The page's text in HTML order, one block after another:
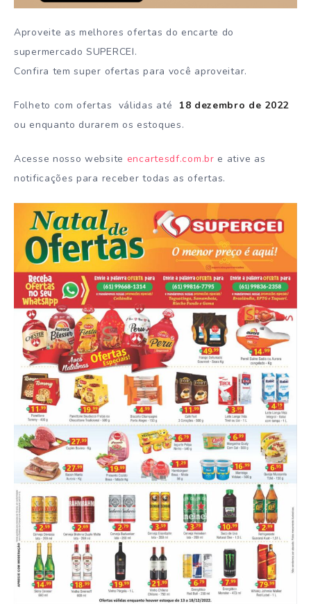
Aproveite as melhores ofertas do encarte do
supermercado SUPERCEI.
Confira tem super ofertas para você aproveitar.
Folheto com ofertas válidas até 18 dezembro de 2022
ou enquanto durarem os estoques.
Acesse nosso website encartesdf.com.br e ative as
notificações para receber todas as ofertas.